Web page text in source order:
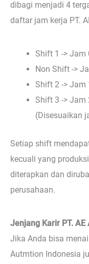
dibagi menjadi 4
daftar jam kerja PT.
Shift 1 -> Jam
Non Shift ->
Shift 2 -> Jam
Shift 3 -> Jam
(Disesuaikan
Setiap shift
kecuali yang
diterapkan dan
perusahaan.
Jenjang Karir PT.
Jika Anda bisa
Autmtion Indonesia